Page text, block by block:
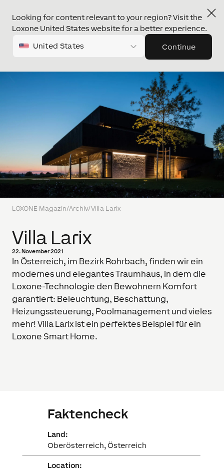
Looking for content relevant to your region? Visit the
Loxone United States website for a better experience.
United States Continue
LOXONE Magazin/Archiv/Villa Larix
Villa Larix
22. November 2021
In Österreich, im Bezirk Rohrbach, finden wir ein
modernes und elegantes Traumhaus, in dem die
Loxone-Technologie den Bewohnern Komfort
garantiert: Beleuchtung, Beschattung,
Heizungssteuerung, Poolmanagement und vieles
mehr! Villa Larix ist ein perfektes Beispiel für ein
Loxone Smart Home.
Fakten­check
Land:
Oberösterreich, Österreich
Location: